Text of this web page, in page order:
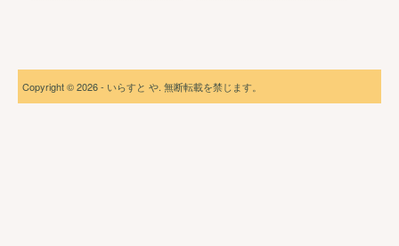
Copyright © 2026 - いらすと や. 無断転載を禁じます。